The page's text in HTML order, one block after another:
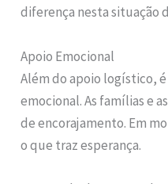
diferença nesta situação
Apoio Emocional
Além do apoio logístico,
emocional. As famílias e
de encorajamento. Em
o que traz esperança.